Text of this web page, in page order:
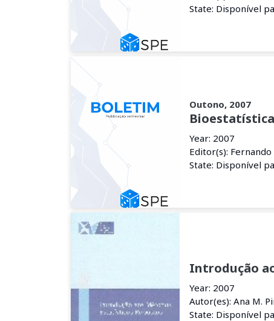
State: Disponível
Outono, 2007
Bioestatística
Year: 2007
Editor(s): Fernando
State: Disponível
Introdução
Year: 2007
Autor(es): Ana M.
State: Disponível